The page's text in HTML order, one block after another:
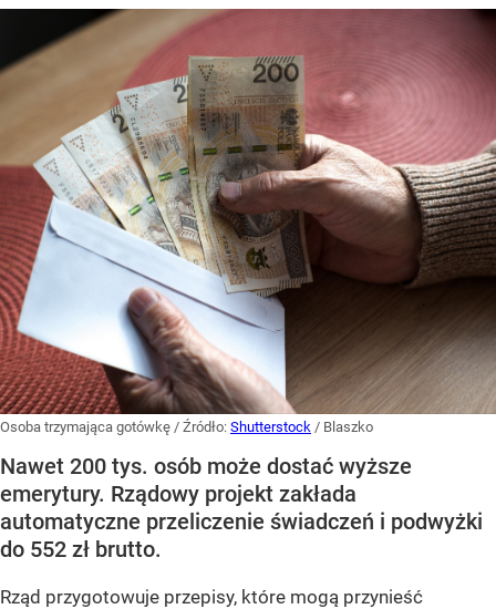
Osoba trzymająca gotówkę / Źródło: Shutterstock / Blaszko
Nawet 200 tys. osób może dostać wyższe
emerytury. Rządowy projekt zakłada
automatyczne przeliczenie świadczeń i podwyżki
do 552 zł brutto.
Rząd przygotowuje przepisy, które mogą przynieść